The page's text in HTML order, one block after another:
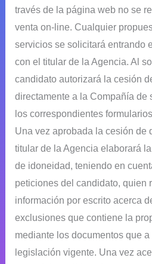
través de la página web no se
venta on-line. Cualquier
servicios se solicitará entrando
con el titular de la Agencia. Al
candidato autorizará la cesión
directamente a la Compañía de
los correspondientes
Una vez aprobada la cesión de
titular de la Agencia elaborará
de idoneidad, teniendo en
peticiones del candidato, quien
información por escrito acerca
exclusiones que contiene la
mediante los documentos que
legislación vigente. Una vez